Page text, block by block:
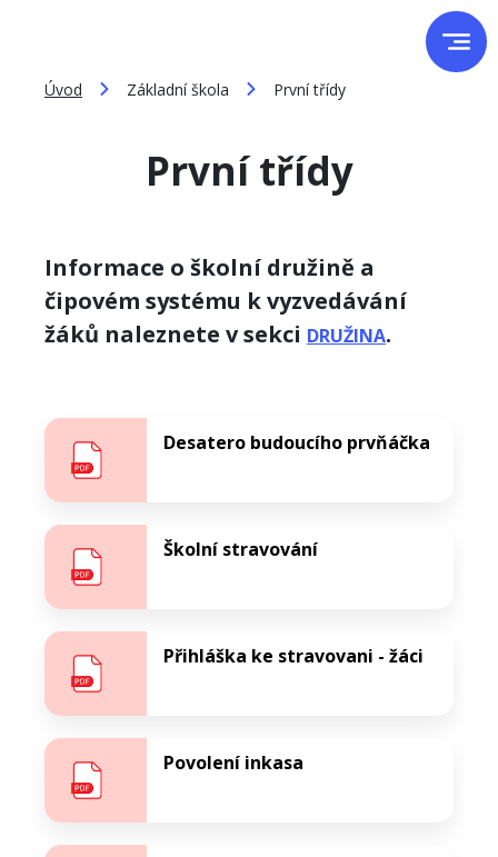
Úvod Základní škola První třídy
První třídy
Informace o školní družině a
čipovém systému k vyzvedávání
žáků naleznete v sekci DRUŽINA.
Desatero budoucího prvňáčka
Školní stravování
Přihláška ke stravovani - žáci
Povolení inkasa